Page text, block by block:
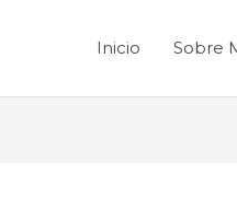
Inicio Sobre